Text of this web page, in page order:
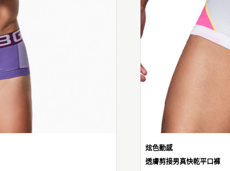
炫色動感
透膚剪接男真快乾平口褲